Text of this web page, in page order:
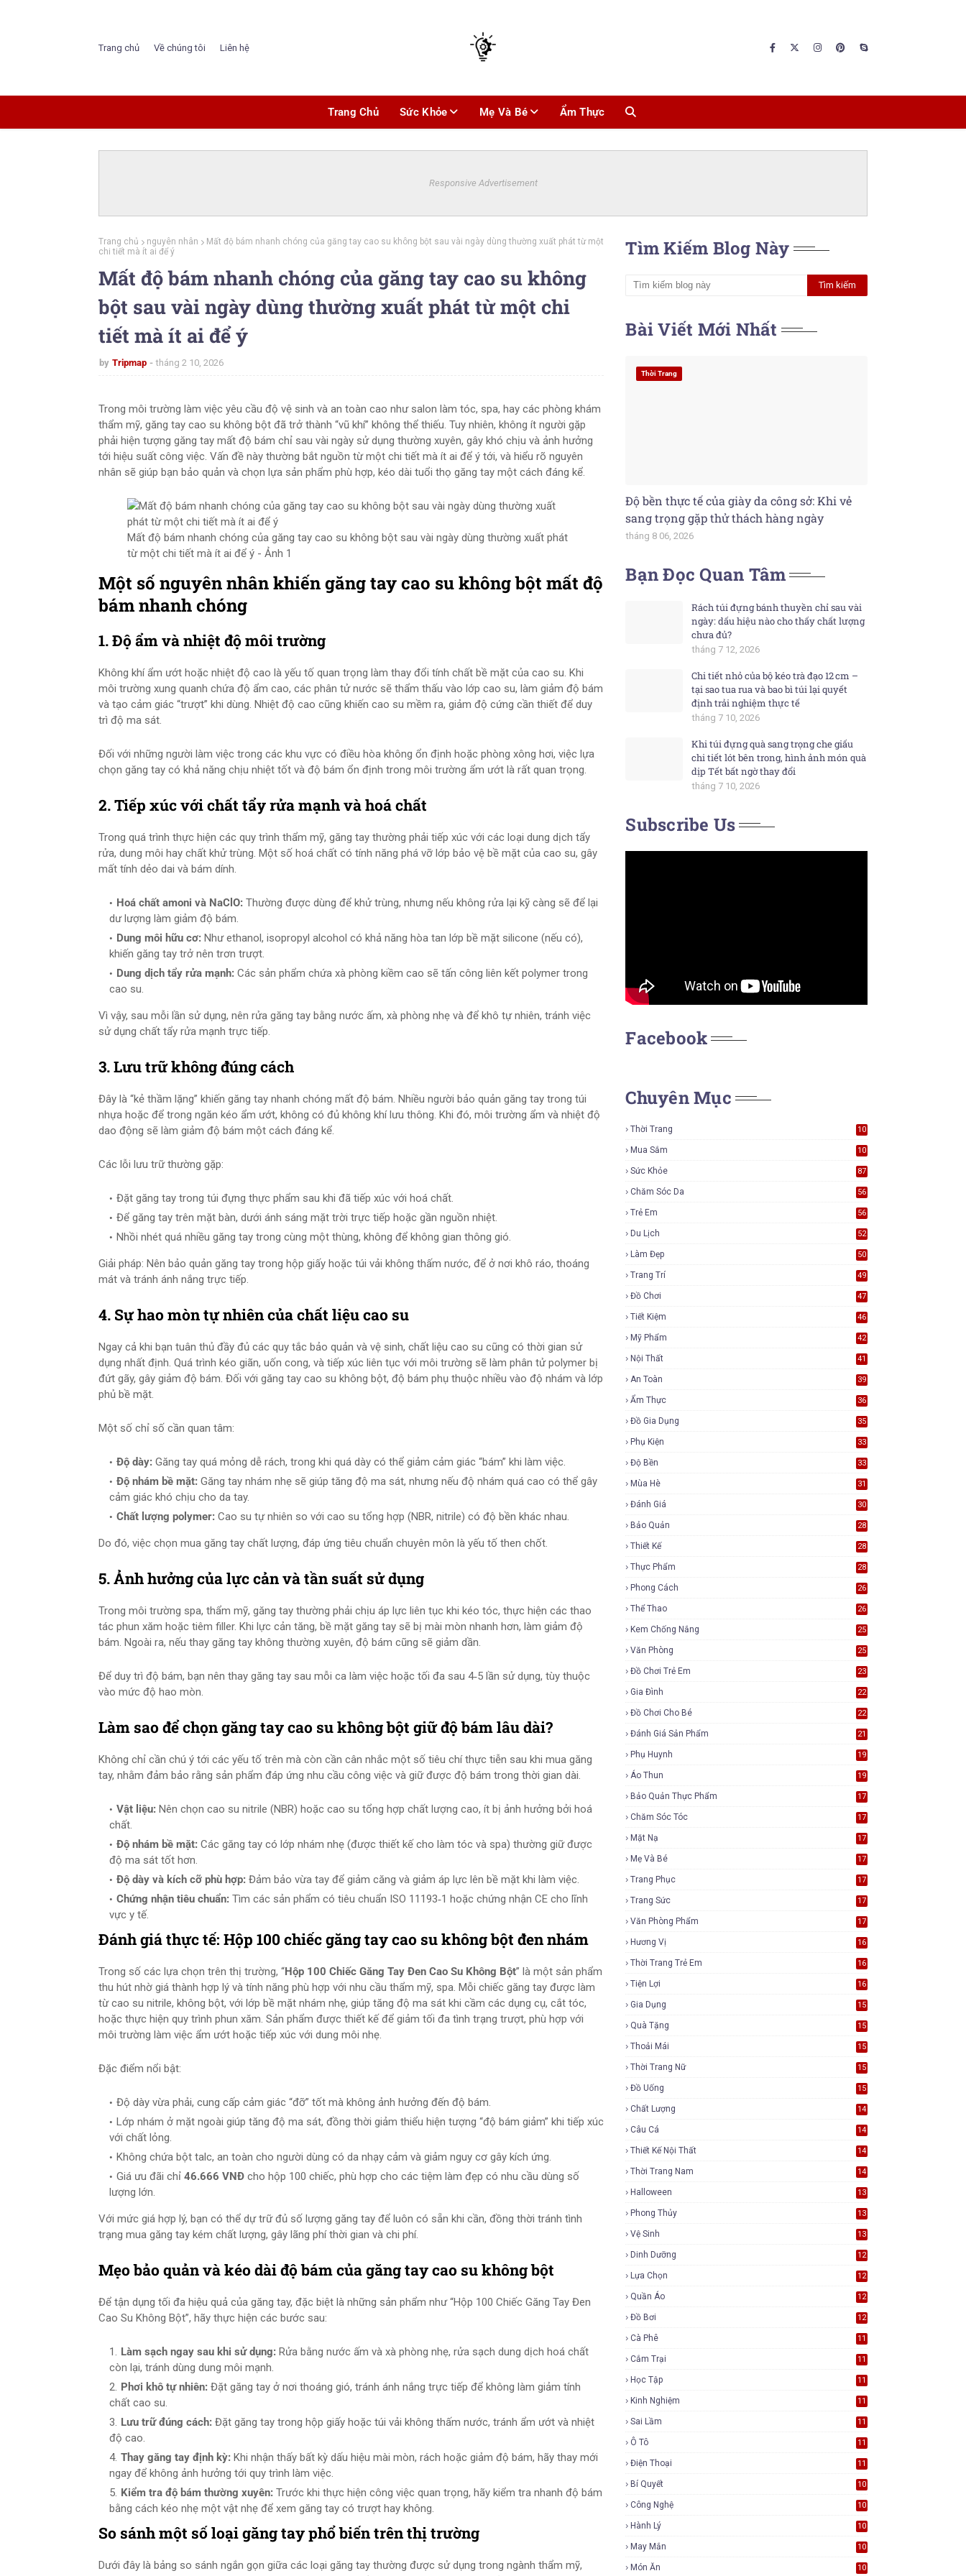
Trang chủ Về chúng tôi Liên hệ
Trang Chủ Sức Khỏe Mẹ Và Bé Ẩm Thực
Responsive Advertisement
Trang chủ nguyên nhân
Mất độ bám nhanh chóng của găng tay cao su không bột sau vài ngày dùng thường xuất phát từ một
chi tiết mà ít ai để ý
Mất độ bám nhanh chóng của găng tay cao su không
bột sau vài ngày dùng thường xuất phát từ một chi
tiết mà ít ai để ý
by Tripmap tháng 2 10, 2026
Trong môi trường làm việc yêu cầu độ vệ sinh và an toàn cao như salon làm tóc, spa, hay các phòng khám
thẩm mỹ, găng tay cao su không bột đã trở thành “vũ khí” không thể thiếu. Tuy nhiên, không ít người gặp
phải hiện tượng găng tay mất độ bám chỉ sau vài ngày sử dụng thường xuyên, gây khó chịu và ảnh hưởng
tới hiệu suất công việc. Vấn đề này thường bắt nguồn từ một chi tiết mà ít ai để ý tới, và hiểu rõ nguyên
nhân sẽ giúp bạn bảo quản và chọn lựa sản phẩm phù hợp, kéo dài tuổi thọ găng tay một cách đáng kể.
Mất độ bám nhanh chóng của găng tay cao su không bột sau vài ngày dùng thường xuất phát
từ một chi tiết mà ít ai để ý - Ảnh 1
Một số nguyên nhân khiến găng tay cao su không bột mất độ
bám nhanh chóng
1. Độ ẩm và nhiệt độ môi trường
Không khí ẩm ướt hoặc nhiệt độ cao là yếu tố quan trọng làm thay đổi tính chất bề mặt của cao su. Khi
môi trường xung quanh chứa độ ẩm cao, các phân tử nước sẽ thẩm thấu vào lớp cao su, làm giảm độ bám
và tạo cảm giác “trượt” khi dùng. Nhiệt độ cao cũng khiến cao su mềm ra, giảm độ cứng cần thiết để duy
trì độ ma sát.
Đối với những người làm việc trong các khu vực có điều hòa không ổn định hoặc phòng xông hơi, việc lựa
chọn găng tay có khả năng chịu nhiệt tốt và độ bám ổn định trong môi trường ẩm ướt là rất quan trọng.
2. Tiếp xúc với chất tẩy rửa mạnh và hoá chất
Trong quá trình thực hiện các quy trình thẩm mỹ, găng tay thường phải tiếp xúc với các loại dung dịch tẩy
rửa, dung môi hay chất khử trùng. Một số hoá chất có tính năng phá vỡ lớp bảo vệ bề mặt của cao su, gây
mất tính dẻo dai và bám dính.
Hoá chất amoni và NaClO: Thường được dùng để khử trùng, nhưng nếu không rửa lại kỹ càng sẽ để lại
dư lượng làm giảm độ bám.
Dung môi hữu cơ: Như ethanol, isopropyl alcohol có khả năng hòa tan lớp bề mặt silicone (nếu có),
khiến găng tay trở nên trơn trượt.
Dung dịch tẩy rửa mạnh: Các sản phẩm chứa xà phòng kiềm cao sẽ tấn công liên kết polymer trong
cao su.
Vì vậy, sau mỗi lần sử dụng, nên rửa găng tay bằng nước ấm, xà phòng nhẹ và để khô tự nhiên, tránh việc
sử dụng chất tẩy rửa mạnh trực tiếp.
3. Lưu trữ không đúng cách
Đây là “kẻ thầm lặng” khiến găng tay nhanh chóng mất độ bám. Nhiều người bảo quản găng tay trong túi
nhựa hoặc để trong ngăn kéo ẩm ướt, không có đủ không khí lưu thông. Khi đó, môi trường ẩm và nhiệt độ
dao động sẽ làm giảm độ bám một cách đáng kể.
Các lỗi lưu trữ thường gặp:
Đặt găng tay trong túi đựng thực phẩm sau khi đã tiếp xúc với hoá chất.
Để găng tay trên mặt bàn, dưới ánh sáng mặt trời trực tiếp hoặc gần nguồn nhiệt.
Nhồi nhét quá nhiều găng tay trong cùng một thùng, không để không gian thông gió.
Giải pháp: Nên bảo quản găng tay trong hộp giấy hoặc túi vải không thấm nước, để ở nơi khô ráo, thoáng
mát và tránh ánh nắng trực tiếp.
4. Sự hao mòn tự nhiên của chất liệu cao su
Ngay cả khi bạn tuân thủ đầy đủ các quy tắc bảo quản và vệ sinh, chất liệu cao su cũng có thời gian sử
dụng nhất định. Quá trình kéo giãn, uốn cong, và tiếp xúc liên tục với môi trường sẽ làm phân tử polymer bị
đứt gãy, gây giảm độ bám. Đối với găng tay cao su không bột, độ bám phụ thuộc nhiều vào độ nhám và lớp
phủ bề mặt.
Một số chỉ số cần quan tâm:
Độ dày: Găng tay quá mỏng dễ rách, trong khi quá dày có thể giảm cảm giác “bám” khi làm việc.
Độ nhám bề mặt: Găng tay nhám nhẹ sẽ giúp tăng độ ma sát, nhưng nếu độ nhám quá cao có thể gây
cảm giác khó chịu cho da tay.
Chất lượng polymer: Cao su tự nhiên so với cao su tổng hợp (NBR, nitrile) có độ bền khác nhau.
Do đó, việc chọn mua găng tay chất lượng, đáp ứng tiêu chuẩn chuyên môn là yếu tố then chốt.
5. Ảnh hưởng của lực cản và tần suất sử dụng
Trong môi trường spa, thẩm mỹ, găng tay thường phải chịu áp lực liên tục khi kéo tóc, thực hiện các thao
tác phun xăm hoặc tiêm filler. Khi lực cản tăng, bề mặt găng tay sẽ bị mài mòn nhanh hơn, làm giảm độ
bám. Ngoài ra, nếu thay găng tay không thường xuyên, độ bám cũng sẽ giảm dần.
Để duy trì độ bám, bạn nên thay găng tay sau mỗi ca làm việc hoặc tối đa sau 4‑5 lần sử dụng, tùy thuộc
vào mức độ hao mòn.
Làm sao để chọn găng tay cao su không bột giữ độ bám lâu dài?
Không chỉ cần chú ý tới các yếu tố trên mà còn cần cân nhắc một số tiêu chí thực tiễn sau khi mua găng
tay, nhằm đảm bảo rằng sản phẩm đáp ứng nhu cầu công việc và giữ được độ bám trong thời gian dài.
Vật liệu: Nên chọn cao su nitrile (NBR) hoặc cao su tổng hợp chất lượng cao, ít bị ảnh hưởng bởi hoá
chất.
Độ nhám bề mặt: Các găng tay có lớp nhám nhẹ (được thiết kế cho làm tóc và spa) thường giữ được
độ ma sát tốt hơn.
Độ dày và kích cỡ phù hợp: Đảm bảo vừa tay để giảm căng và giảm áp lực lên bề mặt khi làm việc.
Chứng nhận tiêu chuẩn: Tìm các sản phẩm có tiêu chuẩn ISO 11193‑1 hoặc chứng nhận CE cho lĩnh
vực y tế.
Đánh giá thực tế: Hộp 100 chiếc găng tay cao su không bột đen nhám
Trong số các lựa chọn trên thị trường, “Hộp 100 Chiếc Găng Tay Đen Cao Su Không Bột” là một sản phẩm
thu hút nhờ giá thành hợp lý và tính năng phù hợp với nhu cầu thẩm mỹ, spa. Mỗi chiếc găng tay được làm
từ cao su nitrile, không bột, với lớp bề mặt nhám nhẹ, giúp tăng độ ma sát khi cầm các dụng cụ, cắt tóc,
hoặc thực hiện quy trình phun xăm. Sản phẩm được thiết kế để giảm tối đa tình trạng trượt, phù hợp với
môi trường làm việc ẩm ướt hoặc tiếp xúc với dung môi nhẹ.
Đặc điểm nổi bật:
Độ dày vừa phải, cung cấp cảm giác “đỡ” tốt mà không ảnh hưởng đến độ bám.
Lớp nhám ở mặt ngoài giúp tăng độ ma sát, đồng thời giảm thiểu hiện tượng “độ bám giảm” khi tiếp xúc
với chất lỏng.
Không chứa bột talc, an toàn cho người dùng có da nhạy cảm và giảm nguy cơ gây kích ứng.
Giá ưu đãi chỉ 46.666 VNĐ cho hộp 100 chiếc, phù hợp cho các tiệm làm đẹp có nhu cầu dùng số
lượng lớn.
Với mức giá hợp lý, bạn có thể dự trữ đủ số lượng găng tay để luôn có sẵn khi cần, đồng thời tránh tình
trạng mua găng tay kém chất lượng, gây lãng phí thời gian và chi phí.
Mẹo bảo quản và kéo dài độ bám của găng tay cao su không bột
Để tận dụng tối đa hiệu quả của găng tay, đặc biệt là những sản phẩm như “Hộp 100 Chiếc Găng Tay Đen
Cao Su Không Bột”, hãy thực hiện các bước sau:
Làm sạch ngay sau khi sử dụng: Rửa bằng nước ấm và xà phòng nhẹ, rửa sạch dung dịch hoá chất
còn lại, tránh dùng dung môi mạnh.
Phơi khô tự nhiên: Đặt găng tay ở nơi thoáng gió, tránh ánh nắng trực tiếp để không làm giảm tính
chất cao su.
Lưu trữ đúng cách: Đặt găng tay trong hộp giấy hoặc túi vải không thấm nước, tránh ẩm ướt và nhiệt
độ cao.
Thay găng tay định kỳ: Khi nhận thấy bất kỳ dấu hiệu mài mòn, rách hoặc giảm độ bám, hãy thay mới
ngay để không ảnh hưởng tới quy trình làm việc.
Kiểm tra độ bám thường xuyên: Trước khi thực hiện công việc quan trọng, hãy kiểm tra nhanh độ bám
bằng cách kéo nhẹ một vật nhẹ để xem găng tay có trượt hay không.
So sánh một số loại găng tay phổ biến trên thị trường
Dưới đây là bảng so sánh ngắn gọn giữa các loại găng tay thường được sử dụng trong ngành thẩm mỹ,
Tìm Kiếm Blog Này
Bài Viết Mới Nhất
Thời Trang
Độ bền thực tế của giày da công sở: Khi vẻ
sang trọng gặp thử thách hàng ngày
tháng 8 06, 2026
Bạn Đọc Quan Tâm
Rách túi đựng bánh thuyền chỉ sau vài
ngày: dấu hiệu nào cho thấy chất lượng
chưa đủ?
tháng 7 12, 2026
Chi tiết nhỏ của bộ kéo trà đạo 12 cm –
tại sao tua rua và bao bì túi lại quyết
định trải nghiệm thực tế
tháng 7 10, 2026
Khi túi đựng quà sang trọng che giấu
chi tiết lót bên trong, hình ảnh món quà
dịp Tết bất ngờ thay đổi
tháng 7 10, 2026
Subscribe Us
Facebook
Chuyên Mục
Thời Trang
10
Mua Sắm
10
Sức Khỏe 87
Chăm Sóc Da 56
Trẻ Em 56
Du Lịch 52
Làm Đẹp 50
Trang Trí 49
Đồ Chơi 47
Tiết Kiệm 46
Mỹ Phẩm 42
Nội Thất 41
An Toàn 39
Ẩm Thực 36
Đồ Gia Dụng 35
Phụ Kiện 33
Độ Bền 33
Mùa Hè 31
Đánh Giá 30
Bảo Quản 28
Thiết Kế 28
Thực Phẩm 28
Phong Cách 26
Thể Thao 26
Kem Chống Nắng 25
Văn Phòng 25
Đồ Chơi Trẻ Em 23
Gia Đình 22
Đồ Chơi Cho Bé 22
Đánh Giá Sản Phẩm 21
Phụ Huynh 19
Áo Thun 19
Bảo Quản Thực Phẩm 17
Chăm Sóc Tóc 17
Mặt Nạ 17
Mẹ Và Bé 17
Trang Phục 17
Trang Sức 17
Văn Phòng Phẩm 17
Hương Vị 16
Thời Trang Trẻ Em 16
Tiện Lợi 16
Gia Dụng 15
Quà Tặng 15
Thoải Mái 15
Thời Trang Nữ 15
Đồ Uống 15
Chất Lượng 14
Câu Cá 14
Thiết Kế Nội Thất 14
Thời Trang Nam 14
Halloween 13
Phong Thủy 13
Vệ Sinh 13
Dinh Dưỡng 12
Lựa Chọn 12
Quần Áo 12
Đồ Bơi 12
Cà Phê 11
Cắm Trại 11
Học Tập 11
Kinh Nghiệm 11
Sai Lầm 11
Ô Tô 11
Điện Thoại 11
Bí Quyết 10
Công Nghệ 10
Hành Lý 10
May Mắn 10
Món Ăn 10